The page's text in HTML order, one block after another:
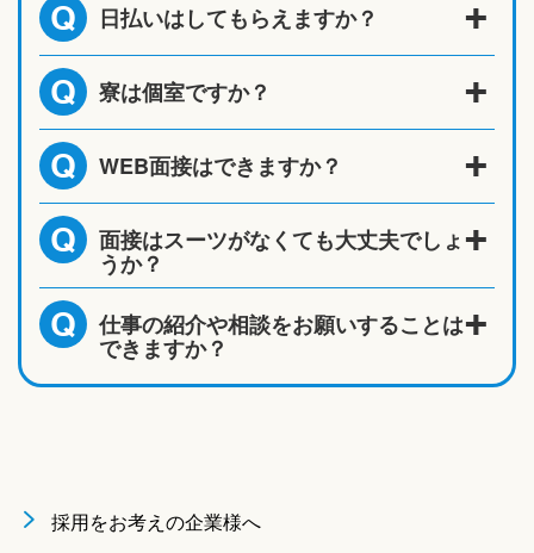
Q 日払いはしてもらえますか？
Q 寮は個室ですか？
Q WEB面接はできますか？
Q 面接はスーツがなくても大丈夫でしょ
うか？
Q 仕事の紹介や相談をお願いすることは
できますか？
採用をお考えの企業様へ